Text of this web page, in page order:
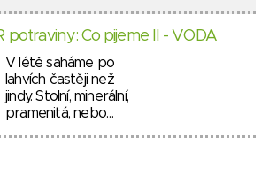
potraviny: Co pijeme II - VODA
V létě saháme po
lahvích častěji než
jindy. Stolní, minerální,
pramenitá, nebo…